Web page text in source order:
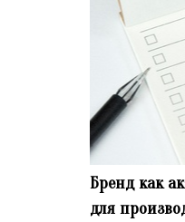
Бренд как
для